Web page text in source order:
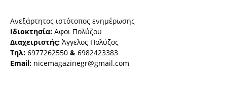
Ανεξάρτητος ιστότοπος ενημέρωσης
Ιδιοκτησία: Αφοι Πολύζου
Διαχειριστής: Άγγελος Πολύζος
Τηλ: 6977262550 & 6982423383
Email: nicemagazinegr@gmail.com